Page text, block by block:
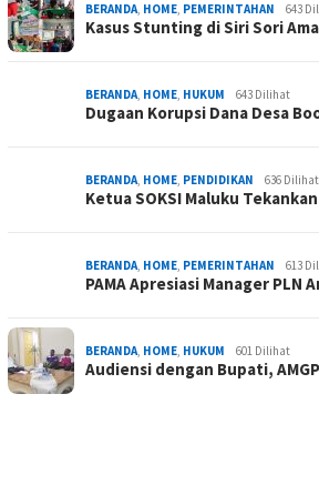
BERANDA, HOME, PEMERINTAHAN 643
Kasus Stunting di Siri Sori
BERANDA, HOME, HUKUM 643 Dilihat
Dugaan Korupsi Dana Desa
BERANDA, HOME, PENDIDIKAN 636 Dilihat
Ketua SOKSI Maluku
BERANDA, HOME, PEMERINTAHAN 613
PAMA Apresiasi Manager PLN
BERANDA, HOME, HUKUM 601 Dilihat
Audiensi dengan Bupati,